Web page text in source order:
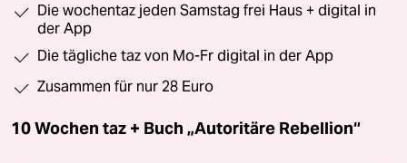
Die wochentaz jeden Samstag frei Haus + digital in
der App
Die tägliche taz von Mo-Fr digital in der App
Zusammen für nur 28 Euro
10 Wochen taz + Buch „Autoritäre Rebellion“